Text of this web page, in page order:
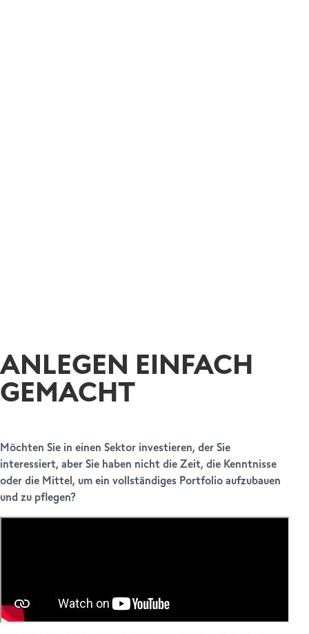
ANLEGEN EINFACH
GEMACHT
Möchten Sie in einen Sektor investieren, der Sie
interessiert, aber Sie haben nicht die Zeit, die Kenntnisse
oder die Mittel, um ein vollständiges Portfolio aufzubauen
und zu pflegen?